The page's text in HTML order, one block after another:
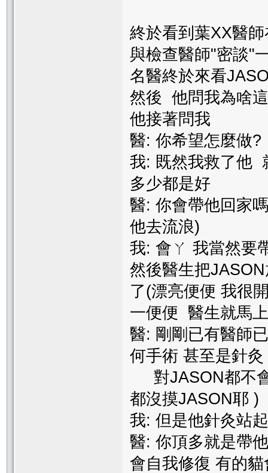
終於看到葉XX醫
與檢查醫師"密談"
名醫終於來看
然後 他問我為啥
他接著問我
醫: 你希望怎麼做
我: 既然我救了他
多少都是好
醫: 你會帶他回家
他去流浪)
我: 會ㄚ 我當然要
然後醫生把
了(漂亮便便 我很
一便便 醫生就馬
醫: 剛剛已有醫師
何手術 甚至是針灸
對JASON都不
都沒摸JASON耶 )
我: 但是他針灸站
醫: 你頂多就是帶
會自我修復 有的